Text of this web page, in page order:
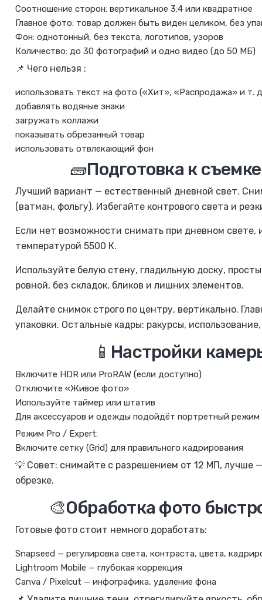
Соотношение сторон: вертикальное 3:4 или квадратное
Главное фото: товар должен быть виден целиком, без
Фон: однотонный, без текста, логотипов, узоров
Количество: до 30 фотографий и одно видео (до 50 МБ)
📌 Чего нельзя :
использовать текст на фото («Хит», «Распродажа» и т.
добавлять водяные знаки
загружать коллажи
показывать обрезанный товар
использовать отвлекающий фон
🧱Подготовка к
Лучший вариант — естественный дневной свет.
(ватман, фольгу). Избегайте контрового света и
Если нет возможности снимать при дневном свете,
температурой 5500 К.
Используйте белую стену, гладильную доску,
ровной, без складок, бликов и лишних элементов.
Делайте снимок строго по центру, вертикально.
упаковки. Остальные кадры: ракурсы,
📱Настройки
Включите HDR или ProRAW (если доступно)
Отключите «Живое фото»
Используйте таймер или штатив
Для аксессуаров и одежды подойдёт портретный
Режим Pro / Expert:
Включите сетку (Grid) для правильного кадрирования
💡 Совет: снимайте с разрешением от 12 МП, лучше
обрезке.
🎨Обработка фото
Готовые фото стоит немного доработать:
Snapseed — регулировка света, контраста, цвета,
Lightroom Mobile — глубокая коррекция
Canva / Pixelcut — инфографика, удаление фона